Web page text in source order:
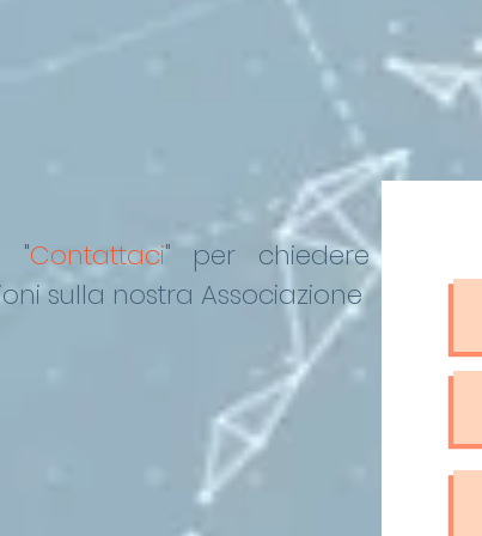
"Contattaci"
per chiedere
sulla nostra Associazione